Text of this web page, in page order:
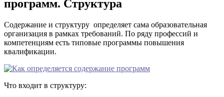
программ. Структура
Содержание и структуру определяет сама образовательная
организация в рамках требований. По ряду профессий и
компетенциям есть типовые программы повышения
квалификации.
Что входит в структуру: